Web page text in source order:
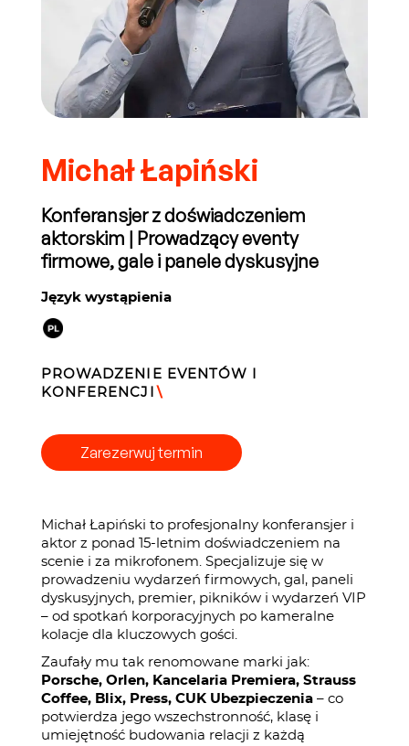
Język wystąpienia
PROWADZENIE EVENTÓW I
KONFERENCJI
\
Zarezerwuj termin
Michał Łapiński
Konferansjer z doświadczeniem
aktorskim | Prowadzący eventy
firmowe, gale i panele dyskusyjne
Michał Łapiński to profesjonalny konferansjer i
aktor z ponad 15-letnim doświadczeniem na
scenie i za mikrofonem. Specjalizuje się w
prowadzeniu wydarzeń firmowych, gal, paneli
dyskusyjnych, premier, pikników i wydarzeń VIP
– od spotkań korporacyjnych po kameralne
kolacje dla kluczowych gości.
Zaufały mu tak renomowane marki jak:
Porsche, Orlen, Kancelaria Premiera, Strauss
Coffee, Blix, Press, CUK Ubezpieczenia – co
potwierdza jego wszechstronność, klasę i
umiejętność budowania relacji z każdą